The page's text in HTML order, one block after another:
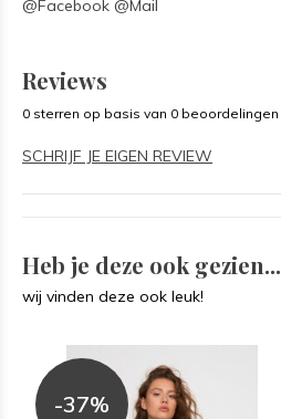
@Facebook @Mail
Reviews
0 sterren op basis van 0 beoordelingen
SCHRIJF JE EIGEN REVIEW
Heb je deze ook gezien...
wij vinden deze ook leuk!
-37%